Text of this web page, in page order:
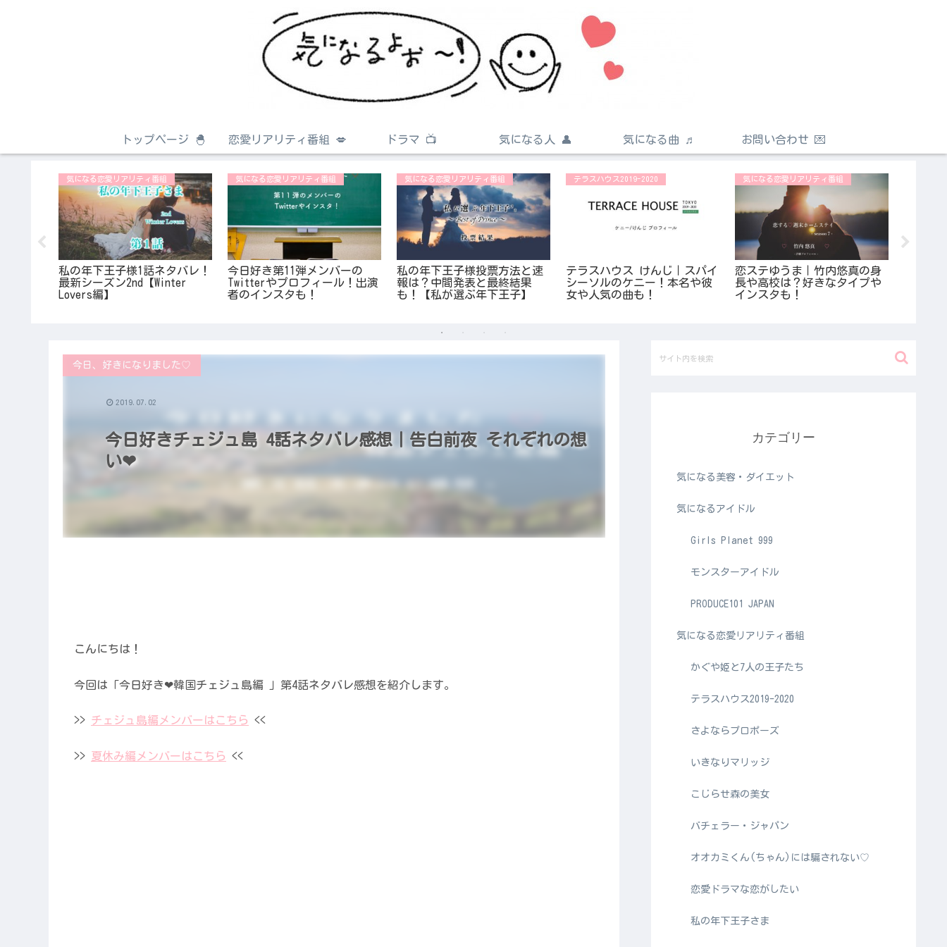
トップページ 🐣 恋愛リアリティ番組 💋 ドラマ 📺 気になる人 👤 気になる曲 ♬ お問い合わせ 💌
気になる恋愛リアリティ番組
私の年下王子様1話ネタバレ！
最新シーズン2nd【Winter
Lovers編】
気になる恋愛リアリティ番組
今日好き第11弾メンバーの
Twitterやプロフィール！出演
者のインスタも！
気になる恋愛リアリティ番組
私の年下王子様投票方法と速
報は？中間発表と最終結果
も！【私が選ぶ年下王子】
テラスハウス2019-2020
テラスハウス けんじ｜スパイ
シーソルのケニー！本名や彼
女や人気の曲も！
気になる恋愛リアリティ番組
恋ステゆうま｜竹内悠真の身
長や高校は？好きなタイプや
インスタも！
今日好きチェジュ島 4話ネタバレ感想｜告白前夜 それぞれの想
い❤︎
今日、好きになりました♡
2019.07.02
こんにちは！
今回は「今日好き❤︎韓国チェジュ島編 」第4話ネタバレ感想を紹介します。
>> チェジュ島編メンバーはこちら <<
>> 夏休み編メンバーはこちら <<
カテゴリー
気になる美容・ダイエット
気になるアイドル
Girls Planet 999
モンスターアイドル
PRODUCE101 JAPAN
気になる恋愛リアリティ番組
かぐや姫と7人の王子たち
テラスハウス2019-2020
さよならプロポーズ
いきなりマリッジ
こじらせ森の美女
バチェラー・ジャパン
オオカミくん(ちゃん)には騙されない♡
恋愛ドラマな恋がしたい
私の年下王子さま